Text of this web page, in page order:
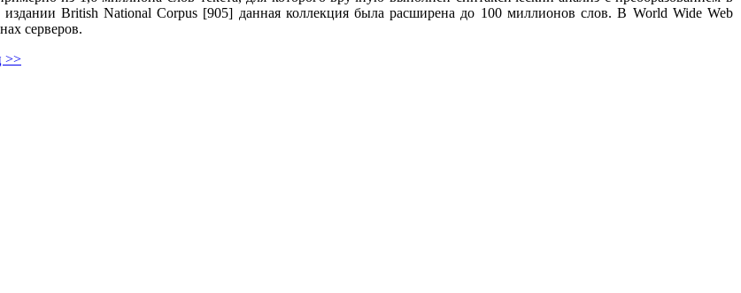
издании British National Corpus [905] данная коллекция была расширена до 100 миллионов слов. В World Wide Web
серверов.
>>